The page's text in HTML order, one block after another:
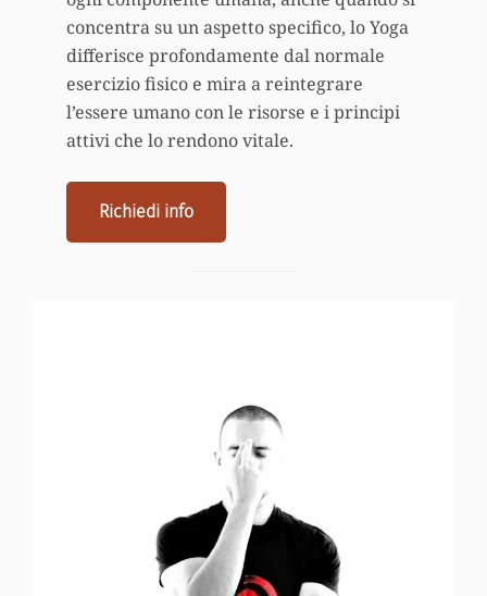
concentra su un aspetto specifico, lo Yoga
differisce profondamente dal normale
esercizio fisico e mira a reintegrare
l’essere umano con le risorse e i principi
attivi che lo rendono vitale.
Richiedi info